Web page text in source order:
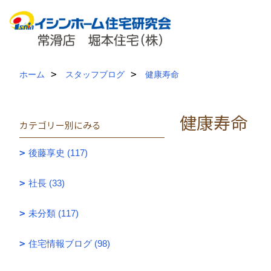
ホーム スタッフブログ 健康寿命
健康寿命
カテゴリー別にみる
後藤享史 (117)
社長 (33)
未分類 (117)
住宅情報ブログ (98)